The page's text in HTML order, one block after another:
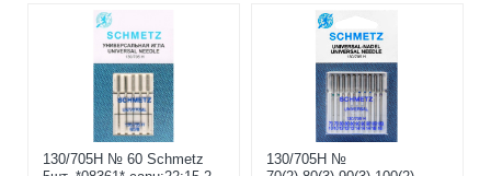
130/705H № 60 Schmetz
130/705H №